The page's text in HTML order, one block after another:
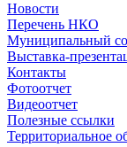
Новости
Перечень НКО
Муниципальный
Выставка-
Контакты
Фотоотчет
Видеоотчет
Полезные ссылки
Территориальное